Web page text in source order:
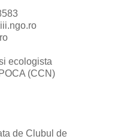
ecologista
(CCN)
de Clubul de